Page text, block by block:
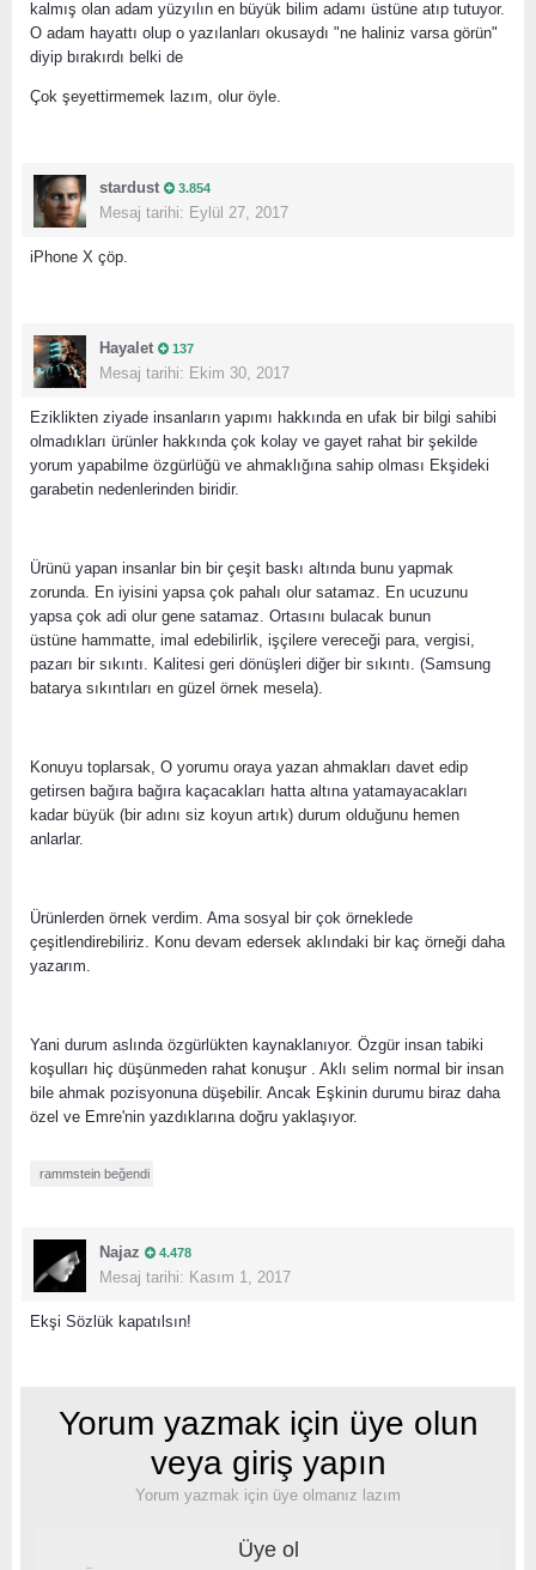
kalmış olan adam yüzyılın en büyük bilim adamı üstüne atıp tutuyor.
O adam hayattı olup o yazılanları okusaydı "ne haliniz varsa görün"
diyip bırakırdı belki de
Çok şeyettirmemek lazım, olur öyle.
stardust 3.854
Mesaj tarihi: Eylül 27, 2017
iPhone X çöp.
Hayalet 137
Mesaj tarihi: Ekim 30, 2017
Eziklikten ziyade insanların yapımı hakkında en ufak bir bilgi sahibi
olmadıkları ürünler hakkında çok kolay ve gayet rahat bir şekilde
yorum yapabilme özgürlüğü ve ahmaklığına sahip olması Ekşideki
garabetin nedenlerinden biridir.
Ürünü yapan insanlar bin bir çeşit baskı altında bunu yapmak
zorunda. En iyisini yapsa çok pahalı olur satamaz. En ucuzunu
yapsa çok adi olur gene satamaz. Ortasını bulacak bunun
üstüne hammatte, imal edebilirlik, işçilere vereceği para, vergisi,
pazarı bir sıkıntı. Kalitesi geri dönüşleri diğer bir sıkıntı. (Samsung
batarya sıkıntıları en güzel örnek mesela).
Konuyu toplarsak, O yorumu oraya yazan ahmakları davet edip
getirsen bağıra bağıra kaçacakları hatta altına yatamayacakları
kadar büyük (bir adını siz koyun artık) durum olduğunu hemen
anlarlar.
Ürünlerden örnek verdim. Ama sosyal bir çok örneklede
çeşitlendirebiliriz. Konu devam edersek aklındaki bir kaç örneği daha
yazarım.
Yani durum aslında özgürlükten kaynaklanıyor. Özgür insan tabiki
koşulları hiç düşünmeden rahat konuşur . Aklı selim normal bir insan
bile ahmak pozisyonuna düşebilir. Ancak Eşkinin durumu biraz daha
özel ve Emre'nin yazdıklarına doğru yaklaşıyor.
rammstein beğendi
Najaz 4.478
Mesaj tarihi: Kasım 1, 2017
Ekşi Sözlük kapatılsın!
Yorum yazmak için üye olun
veya giriş yapın
Yorum yazmak için üye olmanız lazım
Üye ol